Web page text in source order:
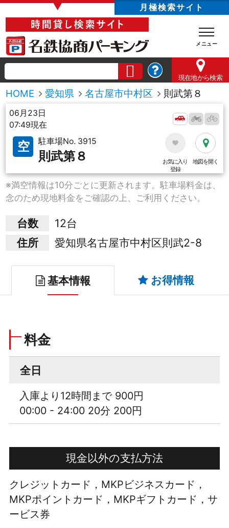
▼ 月極検索サイト
現在地から検索
HOME 愛知県 名古屋市中村区 則武第８
06月23日
07:49現在
空 駐車場No. 3915
則武第８
お気に入り
登録
地図を開く
※満空情報は10分ごとに更新されます。駐車場料金は、
念のため現地料金をご確認の上、ご利用ください。
台数
12台
住所
愛知県名古屋市中村区則武2-8
基本情報 お得情報
料金
全日
入庫より12時間まで 900円
00:00 - 24:00 20分 200円
現金以外の支払方法
クレジットカード，MKPビジネスカード，
MKPポイントカード，MKPギフトカード，サ
ービス券